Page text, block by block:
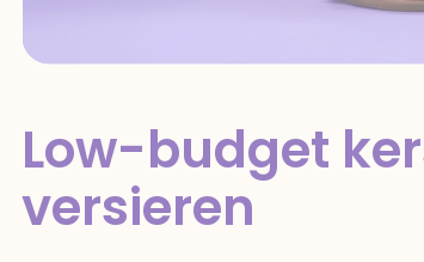
Low-budget
versieren